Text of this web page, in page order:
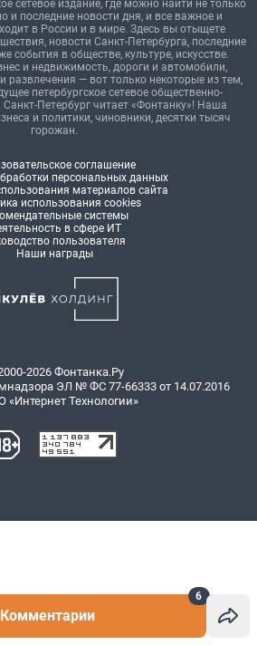
Комментарии
6